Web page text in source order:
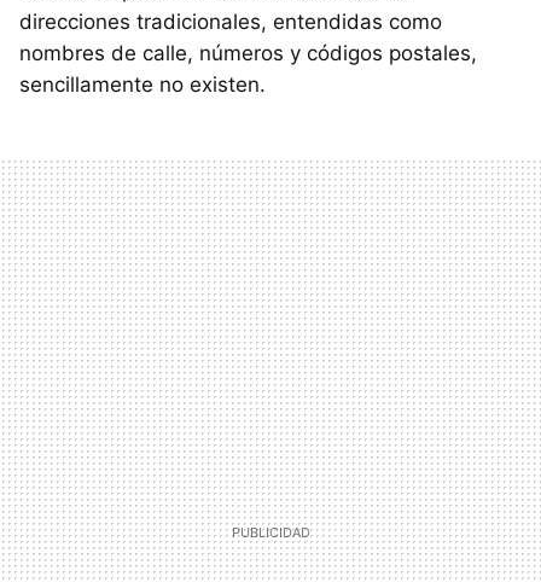
direcciones tradicionales, entendidas como
nombres de calle, números y códigos postales,
sencillamente no existen.